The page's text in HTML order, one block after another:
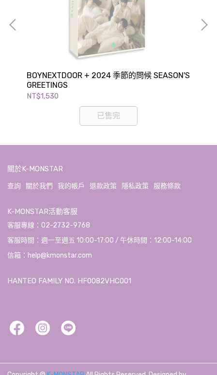
BOYNEXTDOOR + 2024 季節的問候 SEASON'S
GREETINGS
NT$1,530
已售完
關於K-MONSTAR
查詢 關於我們 我的帳戶 退款政策 隱私政策 服務條款
K-MONSTAR活動客服
客服專線：02-2732-9768
客服時間：週一至週五 10:00-17:00 / 午休時間：12:00-14:00
信箱：help@kmonstar.com
HANTEO FAMILY NO. HF0082VHC001